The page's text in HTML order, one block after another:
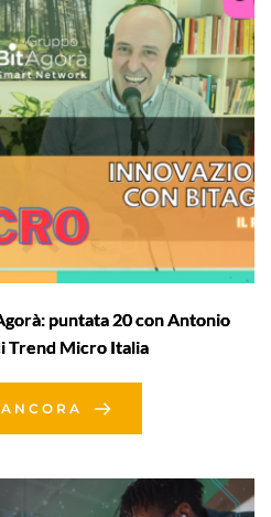
puntata 20 con Antonio
Trend Micro Italia